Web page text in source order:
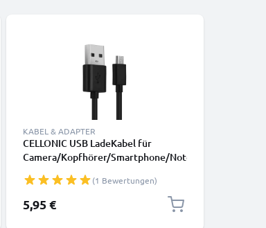
KABEL & ADAPTER
CELLONIC USB LadeKabel für
Camera/Kopfhörer/Smartphone/Notebooks
(1 Bewertungen)
5,95 €